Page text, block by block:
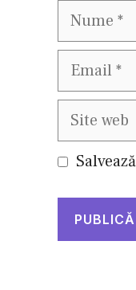
Nume
Email
Site
web